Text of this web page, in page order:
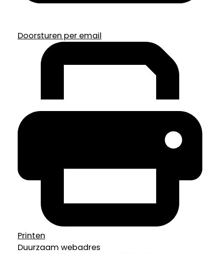
Doorsturen per email
Printen
Duurzaam webadres